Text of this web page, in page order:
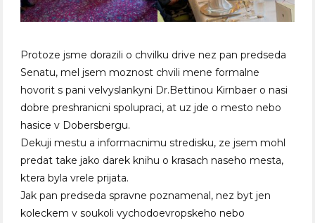
Protoze jsme dorazili o chvilku drive nez pan predseda
Senatu, mel jsem moznost chvili mene formalne
hovorit s pani velvyslankyni Dr.Bettinou Kirnbaer o nasi
dobre preshranicni spolupraci, at uz jde o mesto nebo
hasice v Dobersbergu.
Dekuji mestu a informacnimu stredisku, ze jsem mohl
predat take jako darek knihu o krasach naseho mesta,
ktera byla vrele prijata.
Jak pan predseda spravne poznamenal, nez byt jen
koleckem v soukoli vychodoevropskeho nebo